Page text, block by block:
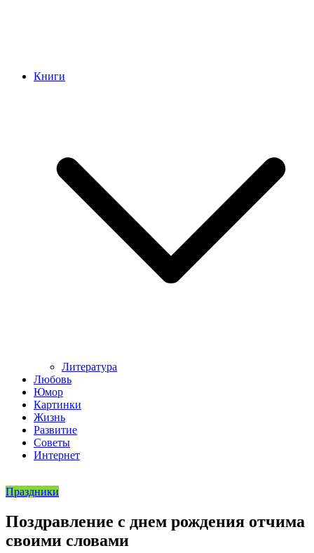
Книги
Литература
Любовь
Юмор
Картинки
Жизнь
Развитие
Советы
Интернет
Праздники
Поздравление с днем рождения отчима
своими словами